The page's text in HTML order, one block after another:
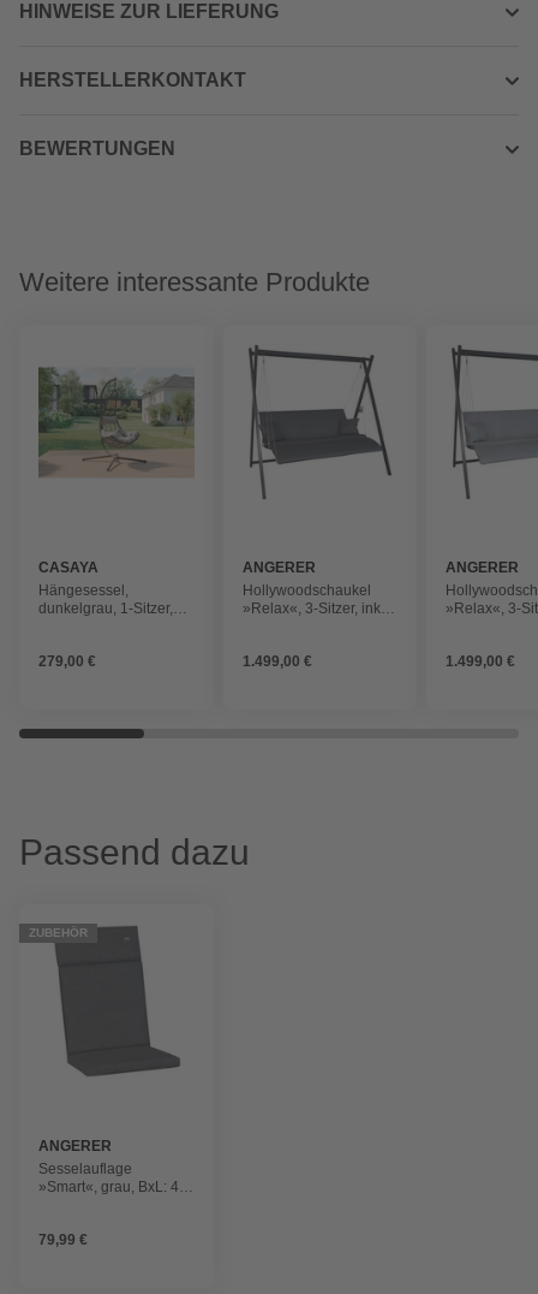
HINWEISE ZUR LIEFERUNG
HERSTELLERKONTAKT
BEWERTUNGEN
Weitere interessante Produkte
CASAYA
Hängesessel,
dunkelgrau, 1-Sitzer,
279,00 €
ANGERER
FREIZEITMÖBEL
Hollywoodschaukel
»Relax«, 3-Sitzer, inkl.
1.499,00 €
ANGERER
»Relax«, 3-
1.499,00 €
Passend dazu
ZUBEHÖR
ANGERER
FREIZEITMÖBEL
Sesselauflage
»Smart«, grau, BxL: 47
79,99 €